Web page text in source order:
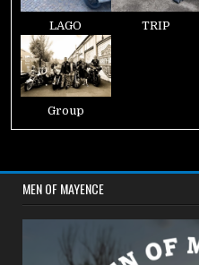
LAGO TRIP
Group
MEN OF MAYENCE